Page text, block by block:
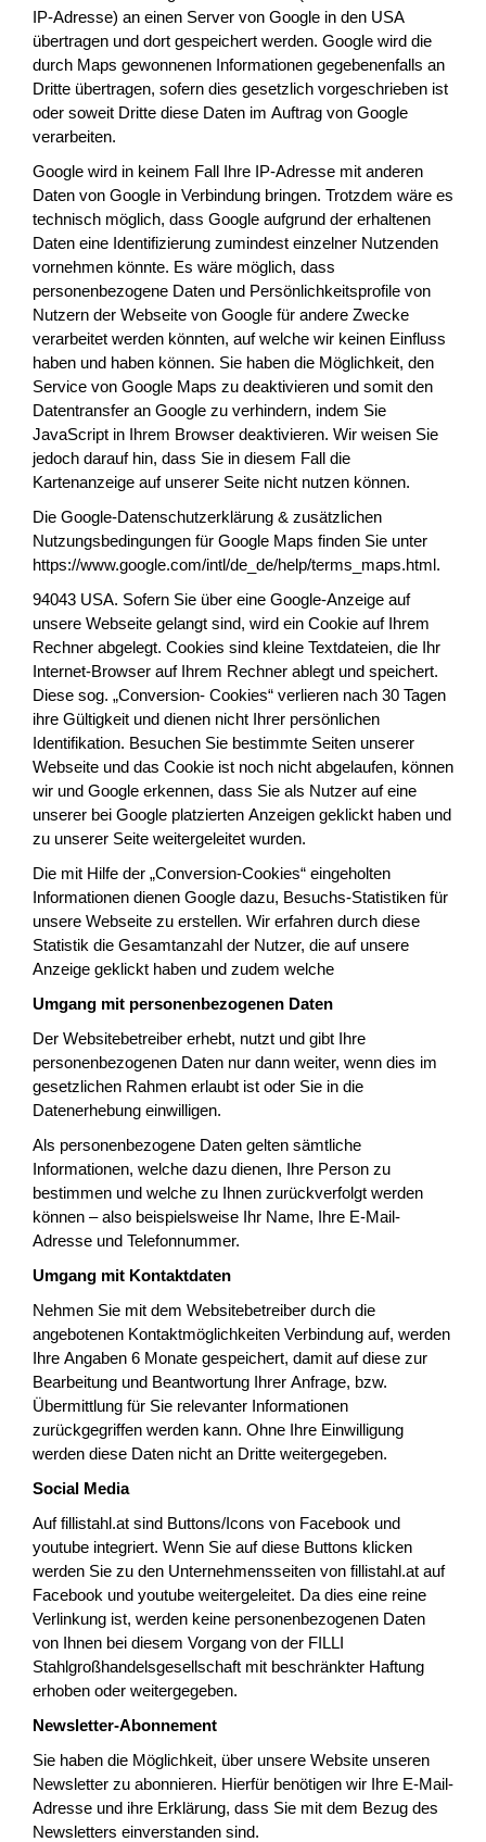
IP-Adresse) an einen Server von Google in den USA
übertragen und dort gespeichert werden. Google wird die
durch Maps gewonnenen Informationen gegebenenfalls an
Dritte übertragen, sofern dies gesetzlich vorgeschrieben ist
oder soweit Dritte diese Daten im Auftrag von Google
verarbeiten.
Google wird in keinem Fall Ihre IP-Adresse mit anderen
Daten von Google in Verbindung bringen. Trotzdem wäre es
technisch möglich, dass Google aufgrund der erhaltenen
Daten eine Identifizierung zumindest einzelner Nutzenden
vornehmen könnte. Es wäre möglich, dass
personenbezogene Daten und Persönlichkeitsprofile von
Nutzern der Webseite von Google für andere Zwecke
verarbeitet werden könnten, auf welche wir keinen Einfluss
haben und haben können. Sie haben die Möglichkeit, den
Service von Google Maps zu deaktivieren und somit den
Datentransfer an Google zu verhindern, indem Sie
JavaScript in Ihrem Browser deaktivieren. Wir weisen Sie
jedoch darauf hin, dass Sie in diesem Fall die
Kartenanzeige auf unserer Seite nicht nutzen können.
Die Google-Datenschutzerklärung & zusätzlichen
Nutzungsbedingungen für Google Maps finden Sie unter
https://www.google.com/intl/de_de/help/terms_maps.html.
94043 USA. Sofern Sie über eine Google-Anzeige auf
unsere Webseite gelangt sind, wird ein Cookie auf Ihrem
Rechner abgelegt. Cookies sind kleine Textdateien, die Ihr
Internet-Browser auf Ihrem Rechner ablegt und speichert.
Diese sog. „Conversion- Cookies“ verlieren nach 30 Tagen
ihre Gültigkeit und dienen nicht Ihrer persönlichen
Identifikation. Besuchen Sie bestimmte Seiten unserer
Webseite und das Cookie ist noch nicht abgelaufen, können
wir und Google erkennen, dass Sie als Nutzer auf eine
unserer bei Google platzierten Anzeigen geklickt haben und
zu unserer Seite weitergeleitet wurden.
Die mit Hilfe der „Conversion-Cookies“ eingeholten
Informationen dienen Google dazu, Besuchs-Statistiken für
unsere Webseite zu erstellen. Wir erfahren durch diese
Statistik die Gesamtanzahl der Nutzer, die auf unsere
Anzeige geklickt haben und zudem welche
Umgang mit personenbezogenen Daten
Der Websitebetreiber erhebt, nutzt und gibt Ihre
personenbezogenen Daten nur dann weiter, wenn dies im
gesetzlichen Rahmen erlaubt ist oder Sie in die
Datenerhebung einwilligen.
Als personenbezogene Daten gelten sämtliche
Informationen, welche dazu dienen, Ihre Person zu
bestimmen und welche zu Ihnen zurückverfolgt werden
können – also beispielsweise Ihr Name, Ihre E-Mail-
Adresse und Telefonnummer.
Umgang mit Kontaktdaten
Nehmen Sie mit dem Websitebetreiber durch die
angebotenen Kontaktmöglichkeiten Verbindung auf, werden
Ihre Angaben 6 Monate gespeichert, damit auf diese zur
Bearbeitung und Beantwortung Ihrer Anfrage, bzw.
Übermittlung für Sie relevanter Informationen
zurückgegriffen werden kann. Ohne Ihre Einwilligung
werden diese Daten nicht an Dritte weitergegeben.
Social Media
Auf fillistahl.at sind Buttons/Icons von Facebook und
youtube integriert. Wenn Sie auf diese Buttons klicken
werden Sie zu den Unternehmensseiten von fillistahl.at auf
Facebook und youtube weitergeleitet. Da dies eine reine
Verlinkung ist, werden keine personenbezogenen Daten
von Ihnen bei diesem Vorgang von der FILLI
Stahlgroßhandelsgesellschaft mit beschränkter Haftung
erhoben oder weitergegeben.
Newsletter-Abonnement
Sie haben die Möglichkeit, über unsere Website unseren
Newsletter zu abonnieren. Hierfür benötigen wir Ihre E-Mail-
Adresse und ihre Erklärung, dass Sie mit dem Bezug des
Newsletters einverstanden sind.